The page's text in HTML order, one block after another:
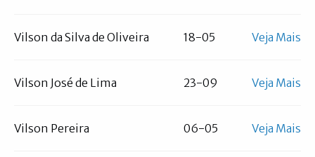
Vilson da Silva de Oliveira 18-05 Veja Mais
Vilson José de Lima 23-09 Veja Mais
Vilson Pereira 06-05 Veja Mais